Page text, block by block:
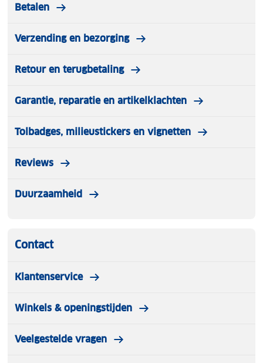
Betalen
Verzending en bezorging
Retour en terugbetaling
Garantie, reparatie en artikelklachten
Tolbadges, milieustickers en vignetten
Reviews
Duurzaamheid
Contact
Klantenservice
Winkels & openingstijden
Veelgestelde vragen